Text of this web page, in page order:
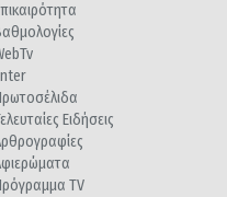
Ειδήσεις
TV